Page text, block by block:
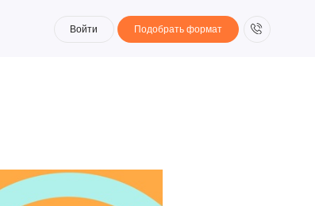
Подобрать формат
Подобрать формат